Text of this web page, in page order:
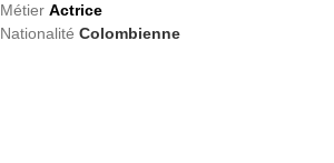
MétierActrice
NationalitéColombienne